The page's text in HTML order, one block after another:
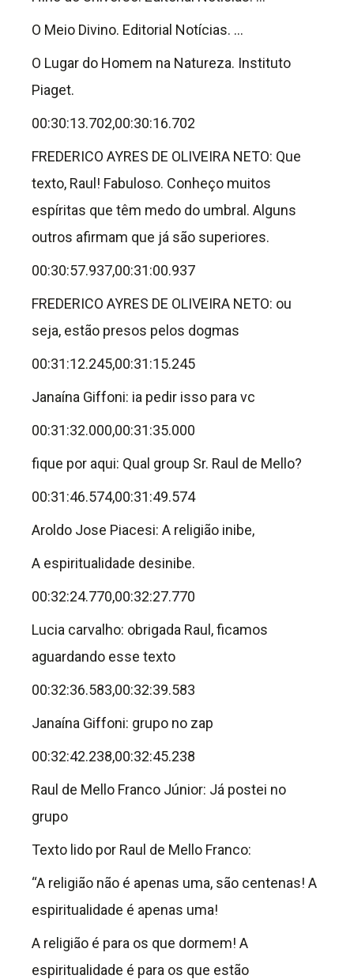
O Meio Divino. Editorial Notícias. …
O Lugar do Homem na Natureza. Instituto
Piaget.
00:30:13.702,00:30:16.702
FREDERICO AYRES DE OLIVEIRA NETO: Que
texto, Raul! Fabuloso. Conheço muitos
espíritas que têm medo do umbral. Alguns
outros afirmam que já são superiores.
00:30:57.937,00:31:00.937
FREDERICO AYRES DE OLIVEIRA NETO: ou
seja, estão presos pelos dogmas
00:31:12.245,00:31:15.245
Janaína Giffoni: ia pedir isso para vc
00:31:32.000,00:31:35.000
fique por aqui: Qual group Sr. Raul de Mello?
00:31:46.574,00:31:49.574
Aroldo Jose Piacesi: A religião inibe,
A espiritualidade desinibe.
00:32:24.770,00:32:27.770
Lucia carvalho: obrigada Raul, ficamos
aguardando esse texto
00:32:36.583,00:32:39.583
Janaína Giffoni: grupo no zap
00:32:42.238,00:32:45.238
Raul de Mello Franco Júnior: Já postei no
grupo
Texto lido por Raul de Mello Franco:
“A religião não é apenas uma, são centenas! A
espiritualidade é apenas uma!
A religião é para os que dormem! A
espiritualidade é para os que estão